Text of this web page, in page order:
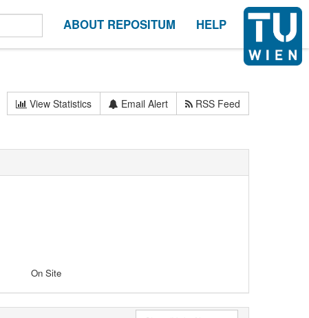
ABOUT REPOSITUM HELP
View Statistics Email Alert RSS Feed
On Site